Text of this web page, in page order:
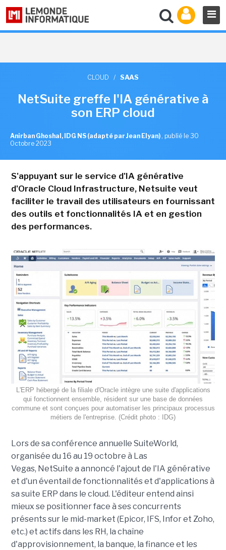
CLOUD / SAAS
NetSuite greffe l'IA générative à
son ERP cloud
Anirban Ghoshal, IDG NS (adapté par Jean Elyan) , publié le 30
Octobre 2023
S'appuyant sur le service d'IA générative
d'Oracle Cloud Infrastructure, Netsuite veut
faciliter le travail des utilisateurs en fournissant
des outils et fonctionnalités IA et en gestion
des performances.
L'ERP hébergé de la filiale d'Oracle intègre une suite d'applications
qui fonctionnent ensemble, résident sur une base de données
commune et sont conçues pour automatiser les principaux processus
métiers de l'entreprise. (Crédit photo : IDG)
Lors de sa conférence annuelle SuiteWorld,
organisée du 16 au 19 octobre à Las
Vegas, NetSuite a annoncé l'ajout de l'IA générative
et d'un éventail de fonctionnalités et d'applications à
sa suite ERP dans le cloud. L'éditeur entend ainsi
mieux se positionner face à ses concurrents
présents sur le mid-market (Epicor, IFS, Inforet Zoho,
etc.) et actifs dans les RH, la chaîne
d'approvisionnement, la banque, la finance et les